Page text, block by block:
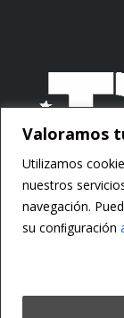
Valoramos
Utilizamos
nuestros
navegación.
su conﬁguración